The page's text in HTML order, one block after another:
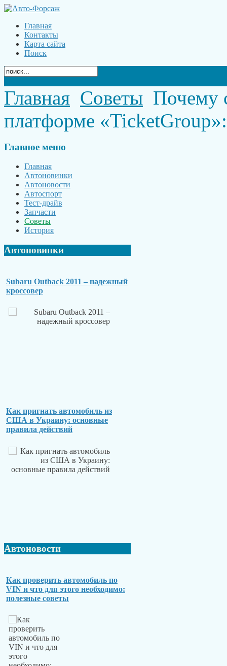
Главная
Контакты
Карта сайта
Поиск
Главная Советы Почему
платформе «TicketGroup»:
Главное меню
Главная
Автоновинки
Автоновости
Автоспорт
Тест-драйв
Запчасти
Советы
История
Автоновинки
Subaru Outback 2011 – надежный
кроссовер
Как пригнать автомобиль из
США в Украину: основные
правила действий
Автоновости
Как проверить автомобиль по
VIN и что для этого необходимо:
полезные советы